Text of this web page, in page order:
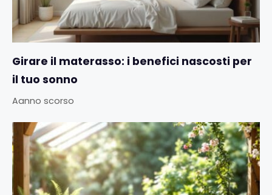
Girare il materasso: i benefici nascosti per
il tuo sonno
Aanno scorso